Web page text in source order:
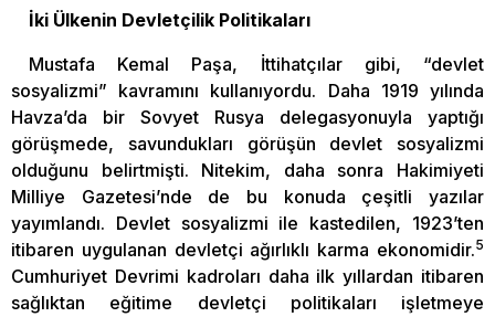
İki Ülkenin Devletçilik Politikaları
Mustafa Kemal Paşa, İttihatçılar gibi, “devlet
sosyalizmi” kavramını kullanıyordu. Daha 1919 yılında
Havza’da bir Sovyet Rusya delegasyonuyla yaptığı
görüşmede, savundukları görüşün devlet sosyalizmi
olduğunu belirtmişti. Nitekim, daha sonra Hakimiyeti
Milliye Gazetesi’nde de bu konuda çeşitli yazılar
yayımlandı. Devlet sosyalizmi ile kastedilen, 1923’ten
itibaren uygulanan devletçi ağırlıklı karma ekonomidir.5
Cumhuriyet Devrimi kadroları daha ilk yıllardan itibaren
sağlıktan eğitime devletçi politikaları işletmeye